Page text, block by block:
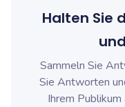
Halten Sie
Sammeln Sie
Sie Antworten
Ihrem